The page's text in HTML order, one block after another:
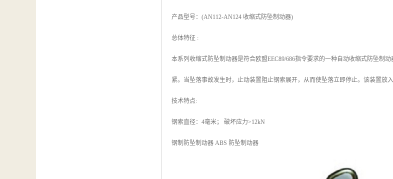
产品型号：(AN112-AN124 收缩式防坠制动器)
总体特征 :
本系列收缩式防坠制动器是符合欧盟EEC89/686指令要求的一种自动收缩式防坠制
紧。当坠落事故发生时，止动装置阻止钢索展开，从而使坠落立即停止。该装置放入
技术特点:
钢索直径：4毫米； 破坏应力>12kN
钢制防坠制动器 ABS 防坠制动器